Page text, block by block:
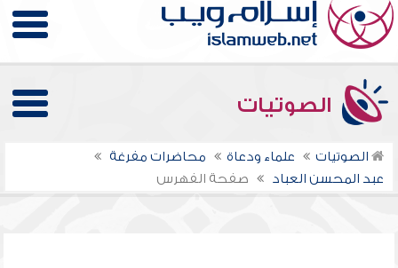
الصوتيات
الصوتيات علماء ودعاة
محاضرات مفرغة
عبد المحسن العباد
صفحة الفهرس